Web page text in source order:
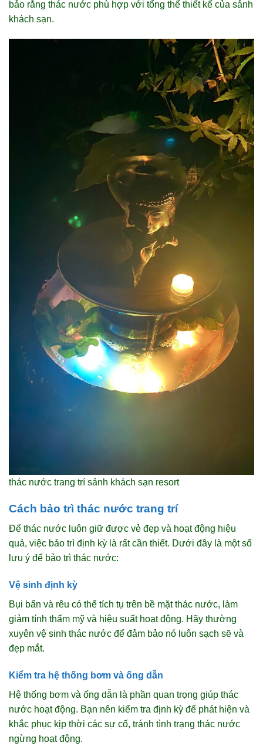
bảo rằng thác nước phù hợp với tổng thể thiết kế của sảnh
khách sạn.
thác nước trang trí sảnh khách sạn resort
Cách bảo trì thác nước trang trí
Để thác nước luôn giữ được vẻ đẹp và hoạt động hiệu
quả, việc bảo trì định kỳ là rất cần thiết. Dưới đây là một số
lưu ý để bảo trì thác nước:
Vệ sinh định kỳ
Bụi bẩn và rêu có thể tích tụ trên bề mặt thác nước, làm
giảm tính thẩm mỹ và hiệu suất hoạt động. Hãy thường
xuyên vệ sinh thác nước để đảm bảo nó luôn sạch sẽ và
đẹp mắt.
Kiểm tra hệ thống bơm và ống dẫn
Hệ thống bơm và ống dẫn là phần quan trọng giúp thác
nước hoạt động. Bạn nên kiểm tra định kỳ để phát hiện và
khắc phục kịp thời các sự cố, tránh tình trạng thác nước
ngừng hoạt động.